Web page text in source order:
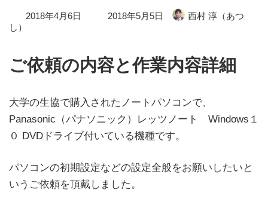
2018年4月6日
最
日
時
2018年5月5日
西村 淳（あつ
し）
ご依頼の内容と作業内容詳細
大学の生協で購入されたノートパソコンで、
Panasonic（パナソニック）レッツノート Windows１
０ DVDドライブ付いている機種です。
パソコンの初期設定などの設定全般をお願いしたいと
いうご依頼を頂戴しました。